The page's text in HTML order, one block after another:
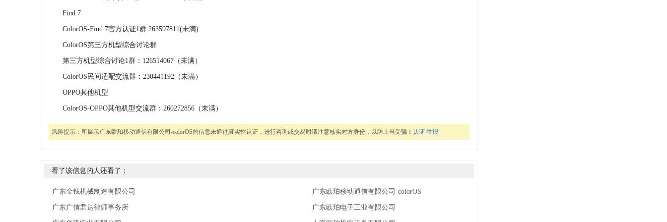
Find 7
ColorOS-Find 7官方认证1群:263597811(未满)
ColorOS第三方机型综合讨论群
第三方机型综合讨论1群：126514067（未满）
ColorOS民间适配交流群：230441192（未满）
OPPO其他机型
ColorOS-OPPO其他机型交流群：260272856（未满）
风险提示： 所展示广东欧珀移动通信有限公司-colorOS的信息未通过真实性认证，进行咨询或交易时请注意核实对方身份，以防上当受骗！ 认证 举报
看了该信息的人还看了：
广东金钱机械制造有限公司
广东广信君达律师事务所
广东欧珀移动通信有限公司-colorOS
广东欧珀电子工业有限公司